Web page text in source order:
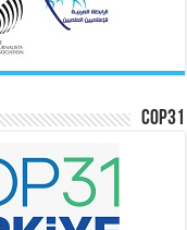
COP31